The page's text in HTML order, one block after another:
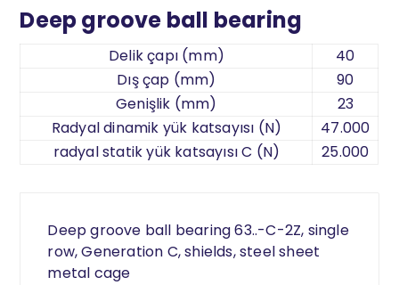
Deep groove ball bearing
Delik çapı (mm)
40
Dış çap (mm)
90
Genişlik (mm)
23
Radyal dinamik yük katsayısı (N)
47.000
radyal statik yük katsayısı C (N)
25.000
Deep groove ball bearing 63..-C-2Z, single
row, Generation C, shields, steel sheet
metal cage